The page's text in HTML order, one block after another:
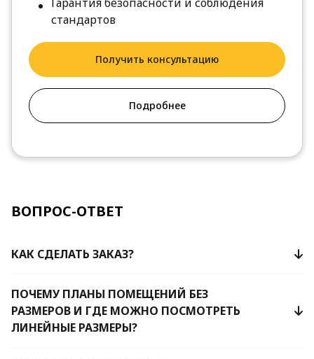
стандартов
Получить консультацию
Подробнее
ВОПРОС-ОТВЕТ
КАК СДЕЛАТЬ ЗАКАЗ?
ПОЧЕМУ ПЛАНЫ ПОМЕЩЕНИЙ БЕЗ
РАЗМЕРОВ И ГДЕ МОЖНО ПОСМОТРЕТЬ
ЛИНЕЙНЫЕ РАЗМЕРЫ?